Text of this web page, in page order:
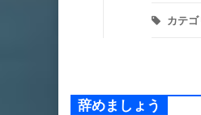
カテ
辞めましょう